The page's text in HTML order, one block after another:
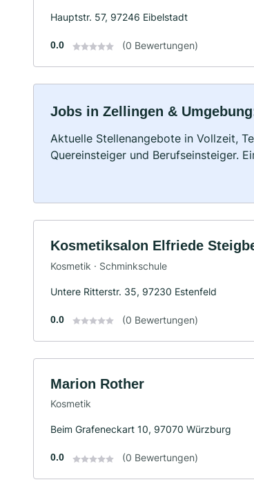
Hauptstr. 57, 97246 Eibelstadt
0.0 (0 Bewertungen)
Jobs in Zellingen &
Aktuelle Stellenangebote in Vollzeit,
Quereinsteiger und Berufseinsteiger.
Kosmetiksalon Elfriede
Kosmetik · Schminkschule
Untere Ritterstr. 35, 97230 Estenfeld
0.0 (0 Bewertungen)
Marion Rother
Kosmetik
Beim Grafeneckart 10, 97070 Würzburg
0.0 (0 Bewertungen)